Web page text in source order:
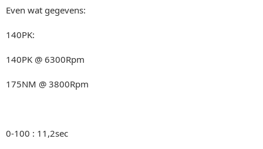
Even wat gegevens:
140PK:
140PK @ 6300Rpm
175NM @ 3800Rpm
0-100 : 11,2sec